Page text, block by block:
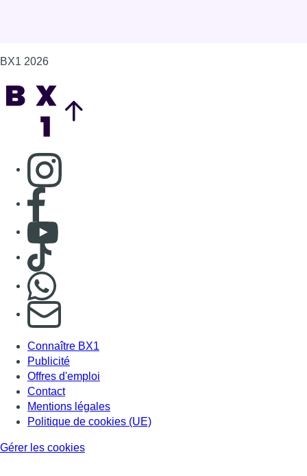
BX1 2026
Consulter page Instagram
Consulter page Facebook
Consulter Youtube
Consulter TikTok
S'abonner à notre newsletter
Connaître BX1
Publicité
Offres d'emploi
Contact
Mentions légales
Politique de cookies (UE)
Gérer les cookies